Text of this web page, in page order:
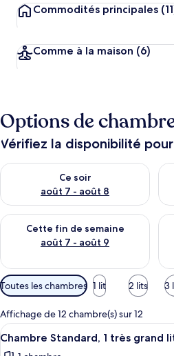
Commodités principales
Comme à la maison (6)
Options de
Vérifiez la disponibilité
Ce soir
août 7 - août 8
Vérifier la disponibilité pour ce soir
Cette fin de semaine
août 7 - août 9
Vérifier la disponibilité pour cette
Filtres
disponibles
pour
les
chambres
Toutes les chambres 1 lit 2 lits 3
Affichage de 12 chambre(s) sur 12
Afficher
toutes
5
Chambre Standard, 1 très grand